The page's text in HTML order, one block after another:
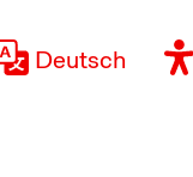
Deutsch